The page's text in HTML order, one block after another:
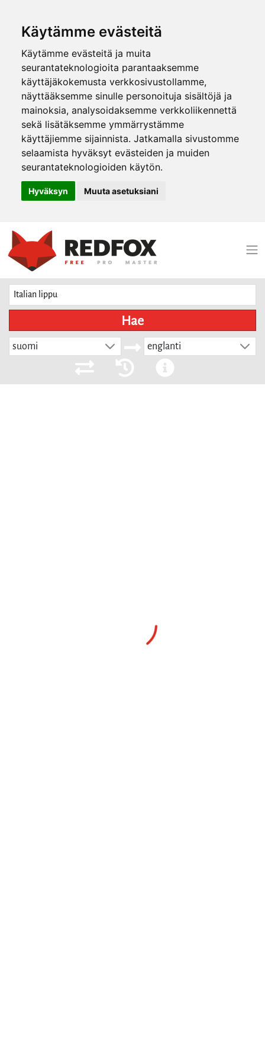
Käytämme evästeitä
Käytämme evästeitä ja muita
seurantateknologioita parantaaksemme
käyttäjäkokemusta verkkosivustollamme,
näyttääksemme sinulle personoituja sisältöjä ja
mainoksia, analysoidaksemme verkkoliikennettä
sekä lisätäksemme ymmärrystämme
käyttäjiemme sijainnista. Jatkamalla sivustomme
selaamista hyväksyt evästeiden ja muiden
seurantateknologioiden käytön.
Hyväksyn Muuta asetuksiani
Hae
suomi englanti